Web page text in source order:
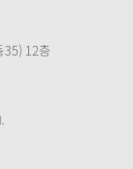
35) 12층